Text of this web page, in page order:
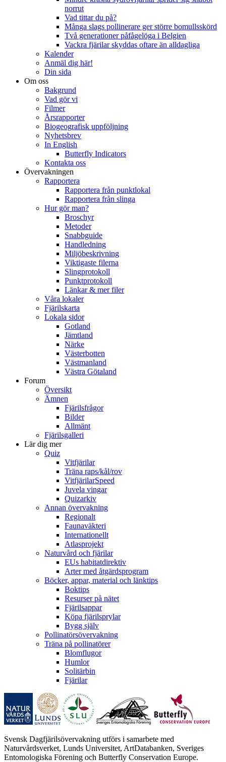
norrut
Vad tittar du på?
Många slags pollinerare ger större bomullsskörd
Två generationer påfågelöga i Belgien
Vackra fjärilar skyddas oftare än alldagliga
Kalender
Anmäl dig här!
Din sida
Om oss
Bakgrund
Vad gör vi
Filmer
Årsrapporter
Biogeografisk uppföljning
Nyhetsbrev
In English
Butterfly Indicators
Kontakta oss
Övervakningen
Rapportera
Rapportera från punktlokal
Rapportera från slinga
Hur gör man?
Broschyr
Metoder
Snabbguide
Handledning
Miljöbeskrivning
Viktigaste filerna
Slingprotokoll
Punktprotokoll
Länkar & mer filer
Våra lokaler
Fjärilskarta
Lokala sidor
Gotland
Jämtland
Närke
Västerbotten
Västmanland
Västra Götaland
Forum
Översikt
Ämnen
Fjärilsfrågor
Bilder
Allmänt
Fjärilsgalleri
Lär dig mer
Quiz
Vitfjärilar
Träna raps/kål/rov
VitfjärilarSpeed
Juvela vingar
Quizarkiv
Annan övervakning
Regionalt
Faunaväkteri
Internationellt
Atlasprojekt
Naturvård och fjärilar
EUs habitatdirektiv
Arter med åtgärdsprogram
Böcker, appar, material och länktips
Boktips
Resurser på nätet
Fjärilsappar
Köpa fjärilsprylar
Bygg själv
Pollinatörsövervakning
Träna på pollinatörer
Blomflugor
Humlor
Solitärbin
Fjärilar
Svensk Dagfjärilsövervakning utförs i samarbete med
Naturvårdsverket, Lunds Universitet, ArtDatabanken, Sveriges
Entomologiska Förening och Butterfly Conservation Europe.